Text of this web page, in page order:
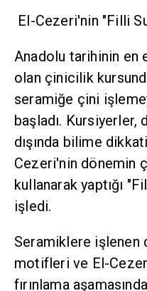
El-Cezeri'nin "Filli
Anadolu tarihinin en
olan çinicilik
seramiğe çini
başladı.
dışında bilime
Cezeri'nin dönemin
kullanarak yaptığı
işledi.
Seramiklere işlenen
motifleri ve El-
fırınlama